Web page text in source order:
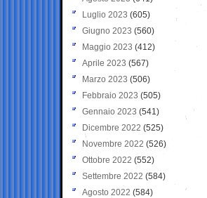
Luglio 2023 (605)
Giugno 2023 (560)
Maggio 2023 (412)
Aprile 2023 (567)
Marzo 2023 (506)
Febbraio 2023 (505)
Gennaio 2023 (541)
Dicembre 2022 (525)
Novembre 2022 (526)
Ottobre 2022 (552)
Settembre 2022 (584)
Agosto 2022 (584)